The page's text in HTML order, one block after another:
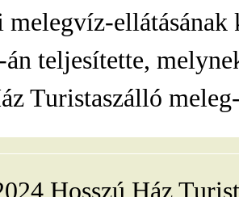
melegvíz-
teljesítette,
Turistaszálló
Hosszú Ház